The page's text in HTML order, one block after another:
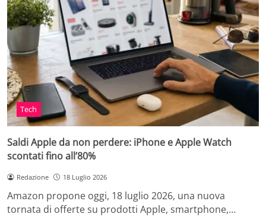
Tech
Saldi Apple da non perdere: iPhone e Apple Watch
scontati fino all’80%
Redazione 18 Luglio 2026
Amazon propone oggi, 18 luglio 2026, una nuova
tornata di offerte su prodotti Apple, smartphone,…